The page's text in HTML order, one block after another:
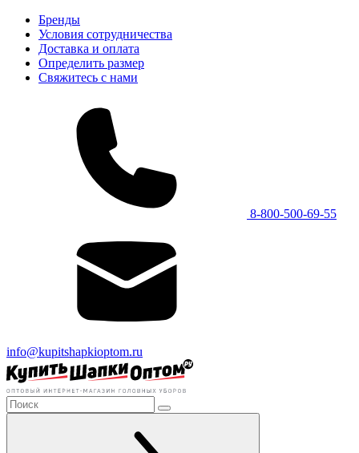
Бренды
Условия сотрудничества
Доставка и оплата
Определить размер
Свяжитесь с нами
8-800-500-69-55
info@kupitshapkioptom.ru